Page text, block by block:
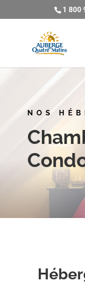
1 800
NOS